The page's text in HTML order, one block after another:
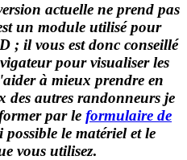
actuelle ne prend pas
un module utilisé pour
; il vous est donc conseillé
pour visualiser les
à mieux prendre en
des autres randonneurs je
par le formulaire de
le matériel et le
vous utilisez.